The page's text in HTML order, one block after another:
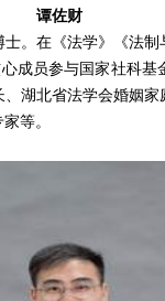
谭佐财
。在《法学》《法
成员参与国家社科
湖北省法学会婚姻
等。